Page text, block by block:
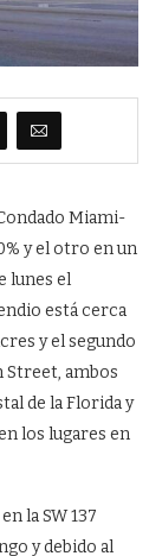
Miami-
y el otro en un
lunes el
está cerca
y el segundo
Street, ambos
de la Florida y
los lugares en
la SW 137
y debido al